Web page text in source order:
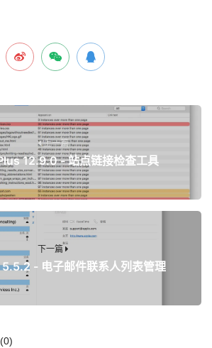
上一篇
Integrity Plus 12.9.0 - 站点链接检查工具
下一篇
GroupsPro 5.5.2 - 电子邮件联系人列表管理
(0)